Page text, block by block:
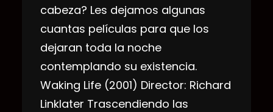
cabeza? Les dejamos algunas
cuantas películas para que los
dejaran toda la noche
contemplando su existencia.
Waking Life (2001) Director: Richard
Linklater Trascendiendo las